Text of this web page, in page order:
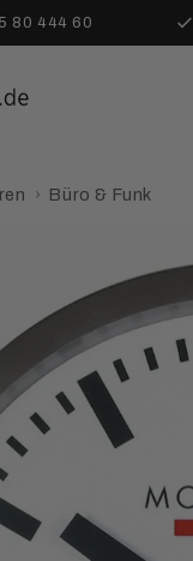
80 444 60
› Büro & Funk